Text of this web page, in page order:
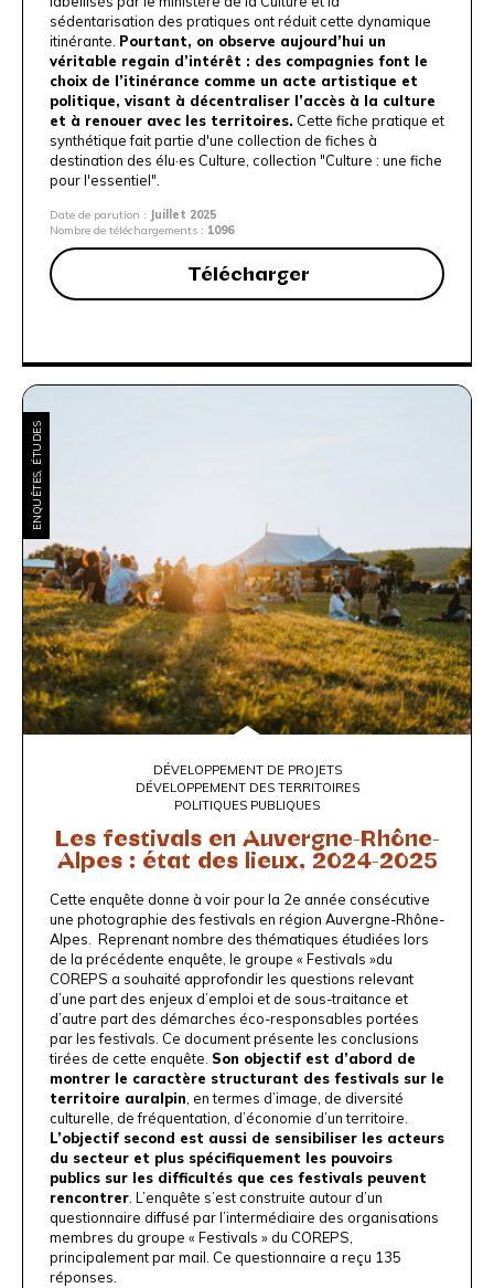
sédentarisation des pratiques ont réduit cette dynamique
itinérante. Pourtant, on observe aujourd’hui un
véritable regain d’intérêt : des compagnies font le
choix de l’itinérance comme un acte artistique et
politique, visant à décentraliser l’accès à la culture
et à renouer avec les territoires. Cette fiche pratique et
synthétique fait partie d'une collection de fiches à
destination des élu·es Culture, collection "Culture : une fiche
pour l'essentiel".
Date de parution :
Juillet 2025
Nombre de téléchargements : 1096
Télécharger
ENQUÊTES, ÉTUDES
DÉVELOPPEMENT DE PROJETS
DÉVELOPPEMENT DES TERRITOIRES
POLITIQUES PUBLIQUES
Les festivals en Auvergne-Rhône-
Alpes : état des lieux, 2024-2025
Cette enquête donne à voir pour la 2e année consécutive
une photographie des festivals en région Auvergne-Rhône-
Alpes. Reprenant nombre des thématiques étudiées lors
de la précédente enquête, le groupe « Festivals »du
COREPS a souhaité approfondir les questions relevant
d’une part des enjeux d’emploi et de sous-traitance et
d’autre part des démarches éco-responsables portées
par les festivals. Ce document présente les conclusions
tirées de cette enquête. Son objectif est d’abord de
montrer le caractère structurant des festivals sur le
territoire auralpin , en termes d’image, de diversité
culturelle, de fréquentation, d’économie d’un territoire.
L’objectif second est aussi de sensibiliser les acteurs
du secteur et plus spécifiquement les pouvoirs
publics sur les difficultés que ces festivals peuvent
rencontrer . L’enquête s’est construite autour d’un
questionnaire diffusé par l’intermédiaire des organisations
membres du groupe « Festivals » du COREPS,
principalement par mail. Ce questionnaire a reçu 135
réponses.